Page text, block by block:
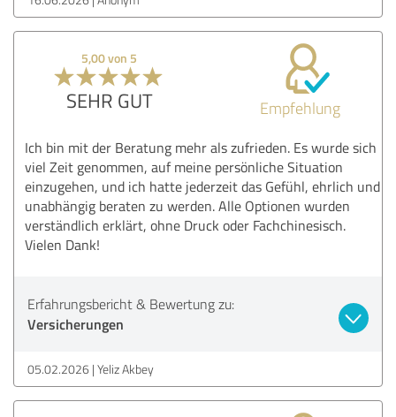
5,00 von 5
SEHR GUT Empfehlung
Ich bin mit der Beratung mehr als zufrieden. Es wurde sich
viel Zeit genommen, auf meine persönliche Situation
einzugehen, und ich hatte jederzeit das Gefühl, ehrlich und
unabhängig beraten zu werden. Alle Optionen wurden
verständlich erklärt, ohne Druck oder Fachchinesisch.
Vielen Dank!
Erfahrungsbericht & Bewertung zu:
Versicherungen
05.02.2026 Yeliz Akbey